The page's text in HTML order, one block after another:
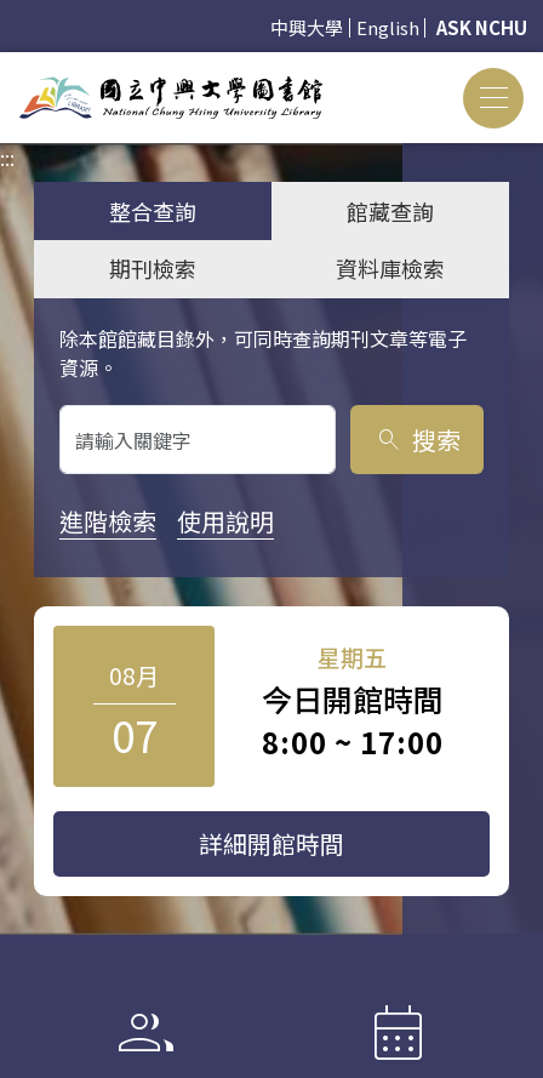
中興大學 English ASK NCHU
:::
整合查詢
館藏查詢
期刊檢索
資料庫檢索
除本館館藏目錄外，可同時查詢期刊文章等電子
資源。
關鍵字搜尋
search 搜索
進階檢索 使用說明
08月
07
星期五
今日開館時間
8:00 ~ 17:00
詳細開館時間
group calendar_month